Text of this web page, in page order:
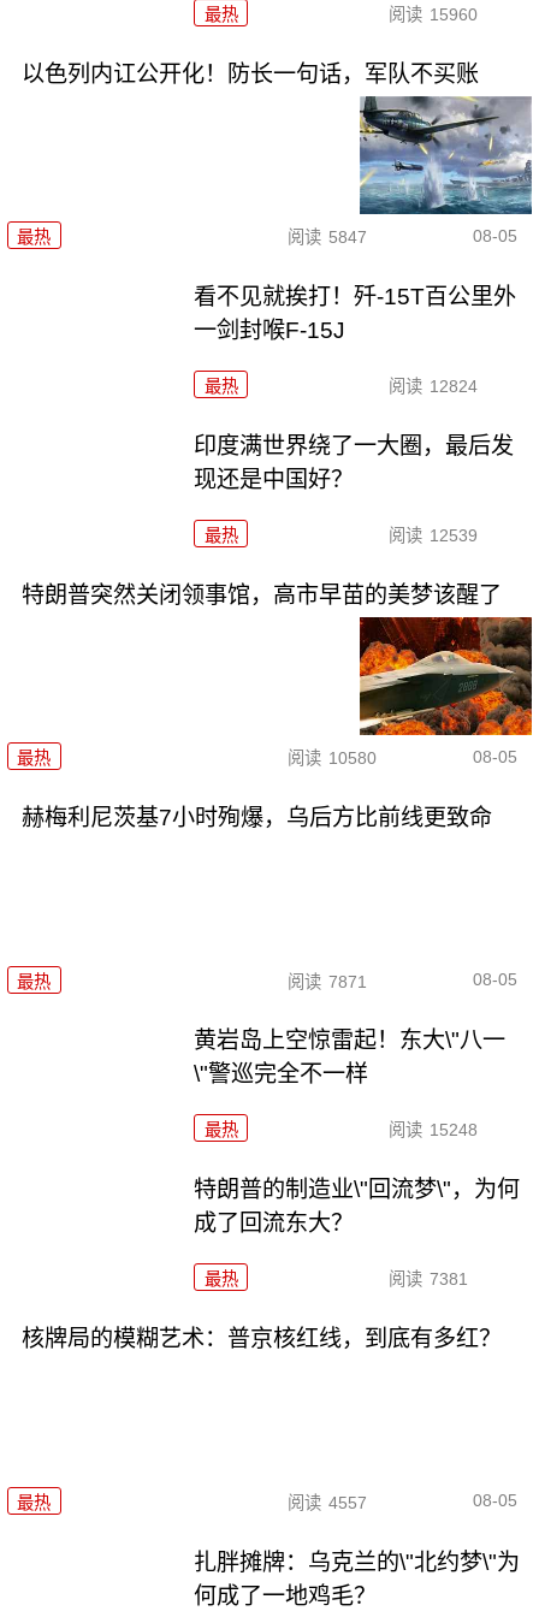
最热 阅读 15960
以色列内讧公开化！防长一句话，军队不买账
最热 阅读 5847 08-05
看不见就挨打！歼-15T百公里外
一剑封喉F-15J
最热 阅读 12824
印度满世界绕了一大圈，最后发
现还是中国好？
最热 阅读 12539
特朗普突然关闭领事馆，高市早苗的美梦该醒了
最热 阅读 10580 08-05
赫梅利尼茨基7小时殉爆，乌后方比前线更致命
最热 阅读 7871 08-05
黄岩岛上空惊雷起！东大\"八一
\"警巡完全不一样
最热 阅读 15248
特朗普的制造业\"回流梦\"，为何
成了回流东大？
最热 阅读 7381
核牌局的模糊艺术：普京核红线，到底有多红？
最热 阅读 4557 08-05
扎胖摊牌：乌克兰的\"北约梦\"为
何成了一地鸡毛？